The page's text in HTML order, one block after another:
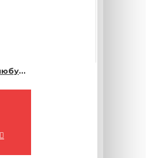
Стикер на любую продукцию